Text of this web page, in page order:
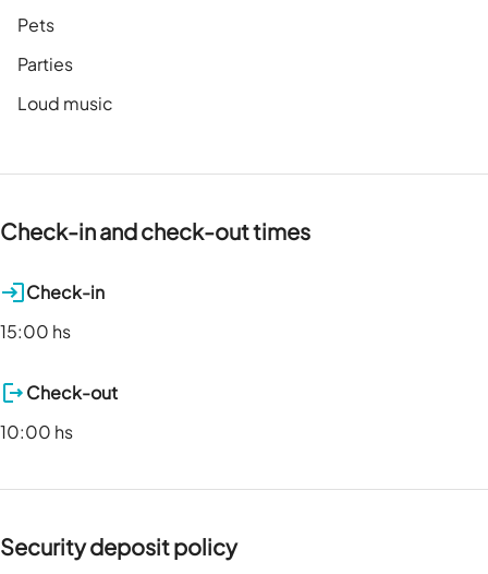
Pets
Parties
Loud music
Check-in and check-out times
Check-in
15:00 hs
Check-out
10:00 hs
Security deposit policy